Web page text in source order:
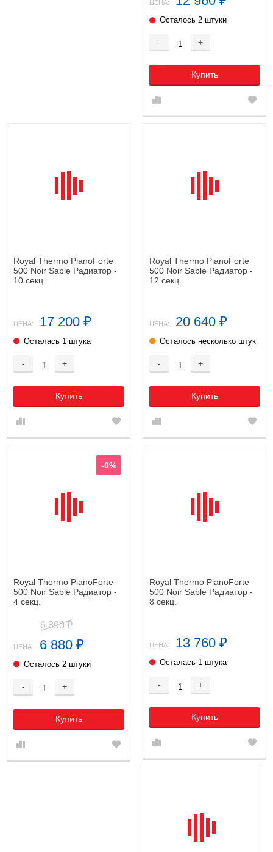
ЦЕНА:
Осталось 2 штуки
- +
Купить
Royal Thermo PianoForte
500 Noir Sable Радиатор -
10 секц.
ЦЕНА: 17 200 ₽
Осталась 1 штука
- +
Купить
Royal Thermo PianoForte
500 Noir Sable Радиатор -
12 секц.
ЦЕНА: 20 640 ₽
Осталось несколько штук
- +
Купить
-0%
Royal Thermo PianoForte
500 Noir Sable Радиатор -
4 секц.
6 890₽
ЦЕНА: 6 880 ₽
Осталось 2 штуки
- +
Купить
Royal Thermo PianoForte
500 Noir Sable Радиатор -
8 секц.
ЦЕНА: 13 760 ₽
Осталась 1 штука
- +
Купить